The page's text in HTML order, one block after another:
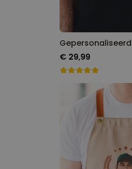
€ 29,99